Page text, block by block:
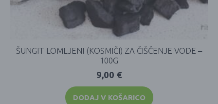
ŠUNGIT LOMLJENI (KOSMIČI) ZA ČIŠČENJE VODE –
100G
9,00 €
DODAJ V KOŠARICO